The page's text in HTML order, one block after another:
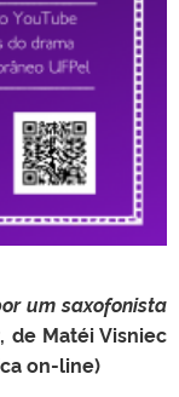
um saxofonista
, de Matéi Visniec
on-line)